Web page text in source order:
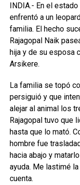
INDIA.- En el
enfrentó a un
familia. El hecho
Rajagopal Naik
hija y de su esposa
Arsikere.
La familia se topó
persiguió y que
alejar al animal los
Rajagopal tuvo que
hasta que lo mató.
hombre fue
hacia abajo y
ayuda. Me lastimé
cuenta.